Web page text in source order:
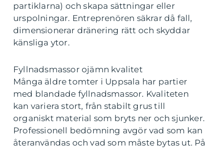
partiklarna) och skapa sättningar eller
urspolningar. Entreprenören säkrar då fall,
dimensionerar dränering rätt och skyddar
känsliga ytor.
Fyllnadsmassor ojämn kvalitet
Många äldre tomter i Uppsala har partier
med blandade fyllnadsmassor. Kvaliteten
kan variera stort, från stabilt grus till
organiskt material som bryts ner och sjunker.
Professionell bedömning avgör vad som kan
återanvändas och vad som måste bytas ut. På